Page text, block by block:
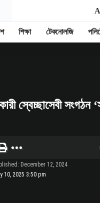
শিক্ষা টেকনোলজি
স্বেচ্ছাসেবী সংগঠন
10, 2025 3:50 pm
December 12, 2024